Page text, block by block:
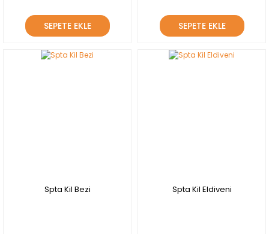
SEPETE EKLE SEPETE EKLE
Spta Kil Bezi Spta Kil Eldiveni